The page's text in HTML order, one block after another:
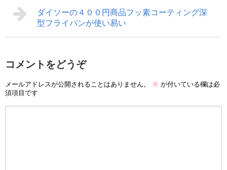
ダイソーの４００円商品フッ素コーティング深
型フライパンが使い易い
コメントをどうぞ
メールアドレスが公開されることはありません。 ※ が付いている欄は必
須項目です